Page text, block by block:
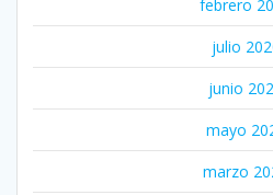
febrero
julio
junio
mayo
marzo